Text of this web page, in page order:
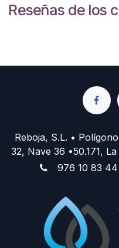
Reseñas de los
Reboja, S.L. •
32, Nave 36 •50.171,
976 10 83 44